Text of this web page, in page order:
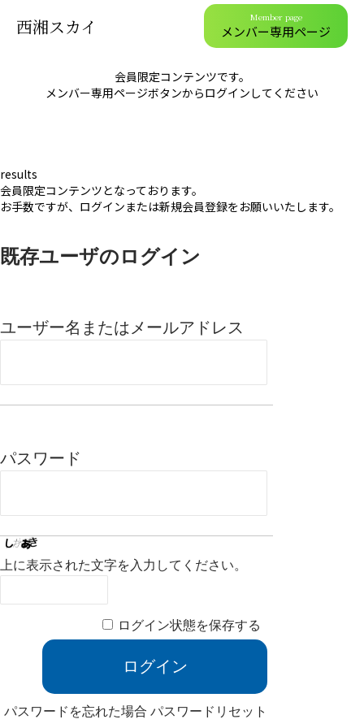
西湘スカイ Member page
メンバー専用ページ
会員限定コンテンツです。
メンバー専用ページボタンからログインしてください
results
会員限定コンテンツとなっております。
お手数ですが、ログインまたは新規会員登録をお願いいたします。
既存ユーザのログイン
ユーザー名またはメールアドレス
パスワード
上に表示された文字を入力してください。
ログイン状態を保存する
パスワードを忘れた場合パスワードリセット